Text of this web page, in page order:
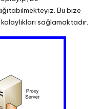
Bu bize
sağlamaktadır.